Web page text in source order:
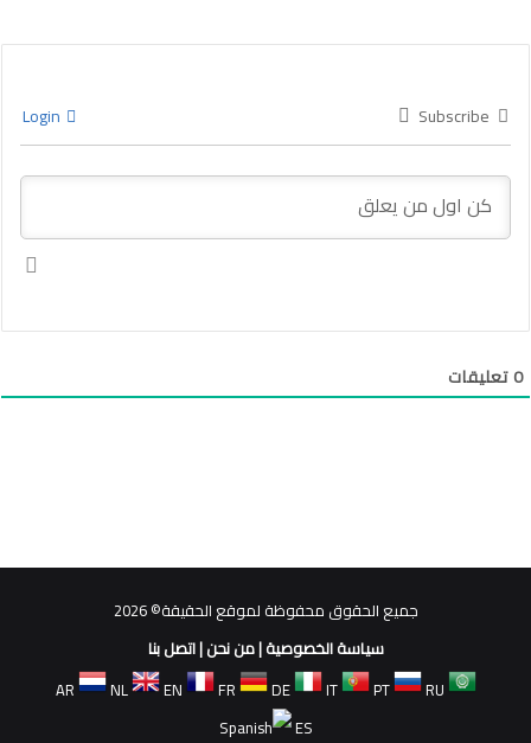
Subscribe
0تعليقات
جميع الحقوق محفوظة لموقع الحقيقة© 2026
سياسة الخصوصية|من نحن|اتصل بنا
AR
NL EN FR DE IT PT
RU
ES